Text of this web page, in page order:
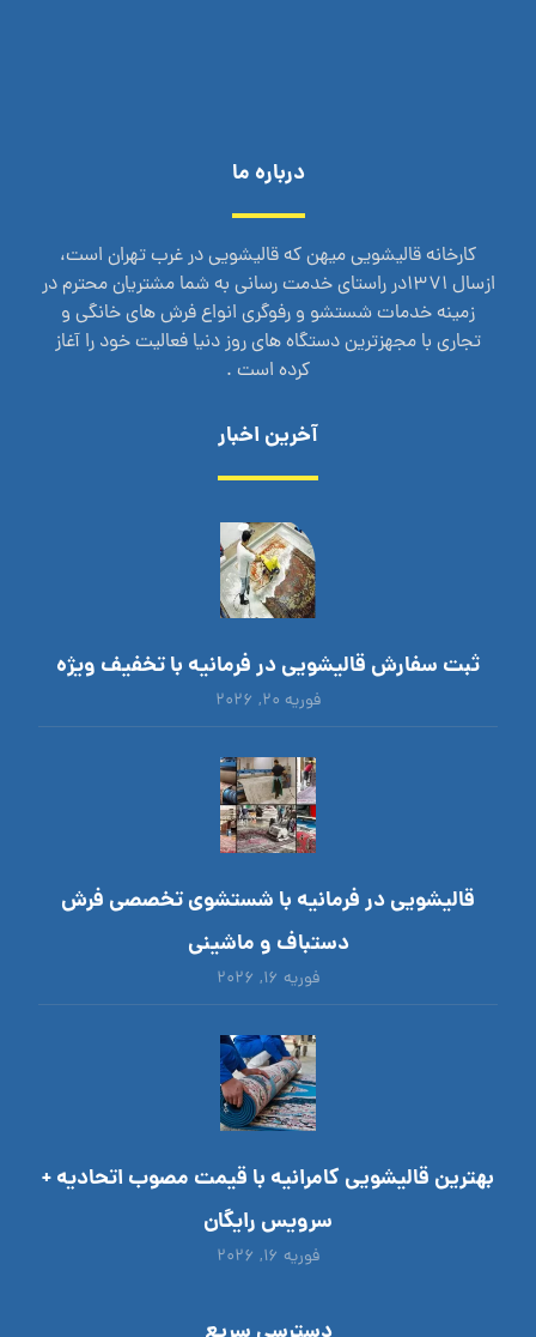
درباره ما
کارخانه قالیشویی میهن که قالیشویی در غرب تهران است،
ازسال 1371در راستای خدمت رسانی به شما مشتریان محترم در
زمینه خدمات شستشو و رفوگری انواع فرش های خانگی و
تجاری با مجهزترین دستگاه های روز دنیا فعالیت خود را آغاز
کرده است .
آخرین اخبار
ثبت سفارش قالیشویی در فرمانیه با تخفیف ویژه
فوریه ۲۰, ۲۰۲۶
قالیشویی در فرمانیه با شستشوی تخصصی فرش
دستباف و ماشینی
فوریه ۱۶, ۲۰۲۶
بهترین قالیشویی کامرانیه با قیمت مصوب اتحادیه +
سرویس رایگان
فوریه ۱۶, ۲۰۲۶